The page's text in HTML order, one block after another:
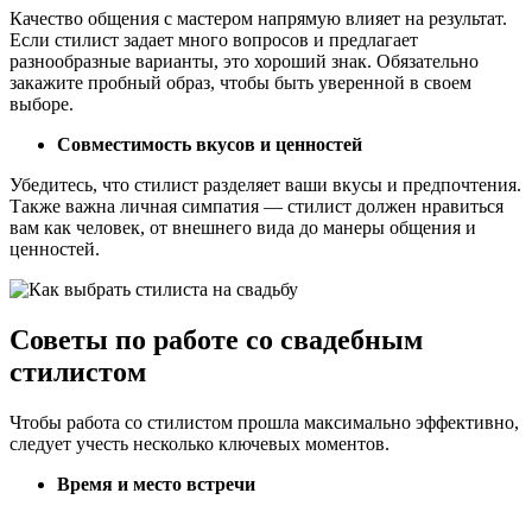
Качество общения с мастером напрямую влияет на результат.
Если стилист задает много вопросов и предлагает
разнообразные варианты, это хороший знак. Обязательно
закажите пробный образ, чтобы быть уверенной в своем
выборе.
Совместимость вкусов и ценностей
Убедитесь, что стилист разделяет ваши вкусы и предпочтения.
Также важна личная симпатия — стилист должен нравиться
вам как человек, от внешнего вида до манеры общения и
ценностей.
Советы по работе со свадебным
стилистом
Чтобы работа со стилистом прошла максимально эффективно,
следует учесть несколько ключевых моментов.
Время и место встречи